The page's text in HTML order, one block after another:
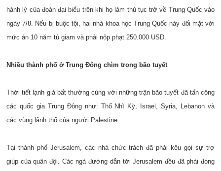
hành lý của đoàn đại biểu trên khi họ làm thủ tục trở về Trung Quốc vào
ngày 7/8. Nếu bị buộc tội, hai nhà khoa học Trung Quốc này đối mặt với
mức án 10 năm tù giam và phải nộp phạt 250.000 USD.
Nhiều thành phố ở Trung Đông chìm trong bão tuyết
Thời tiết lạnh giá bất thường cùng với những trận bão tuyết đã tấn công
các quốc gia Trung Đông như: Thổ Nhĩ Kỳ, Israel, Syria, Lebanon và
các vùng lãnh thổ của người Palestine…
Tại thành phố Jerusalem, các nhà chức trách đã phải kêu gọi sự trợ
giúp của quân đội. Các ngả đường dẫn tới Jerusalem đều đã phải đóng